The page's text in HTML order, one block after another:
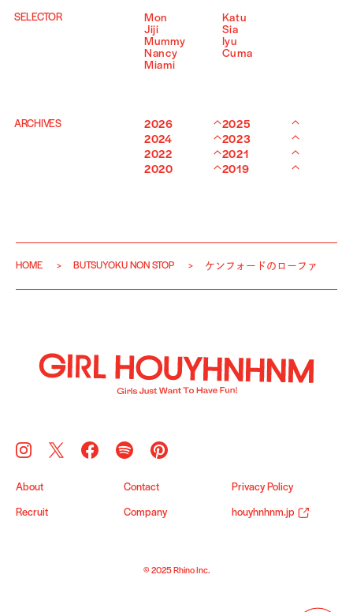
SELECTOR Mon
Katu
Jiji
Sia
Mummy
Iyu
Nancy
Cuma
Miami
ARCHIVES 2026
2025
2024
2023
2022
2021
2020
2019
HOME BUTSUYOKU NON STOP ケンフォードのローファ
About Contact Privacy Policy
Recruit Company houyhnhnm.jp
© 2025 Rhino Inc.